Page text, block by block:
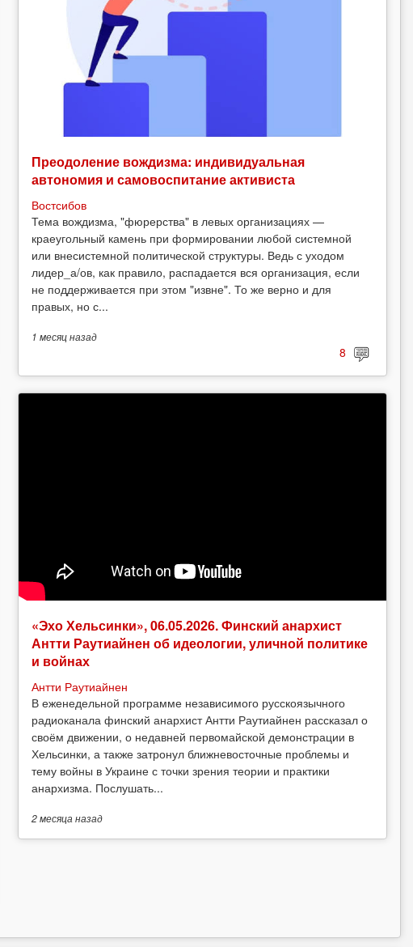
Преодоление вождизма: индивидуальная
автономия и самовоспитание активиста
Востсибов
Тема вождизма, "фюрерства" в левых организациях —
краеугольный камень при формировании любой системной
или внесистемной политической структуры. Ведь с уходом
лидер_а/ов, как правило, распадается вся организация, если
не поддерживается при этом "извне". То же верно и для
правых, но с...
1 месяцназад
8
«Эхо Хельсинки», 06.05.2026. Финский анархист
Антти Раутиайнен об идеологии, уличной политике
и войнах
Антти Раутиайнен
В еженедельной программе независимого русскоязычного
радиоканала финский анархист Антти Раутиайнен рассказал о
своём движении, о недавней первомайской демонстрации в
Хельсинки, а также затронул ближневосточные проблемы и
тему войны в Украине с точки зрения теории и практики
анархизма. Послушать...
2 месяца назад